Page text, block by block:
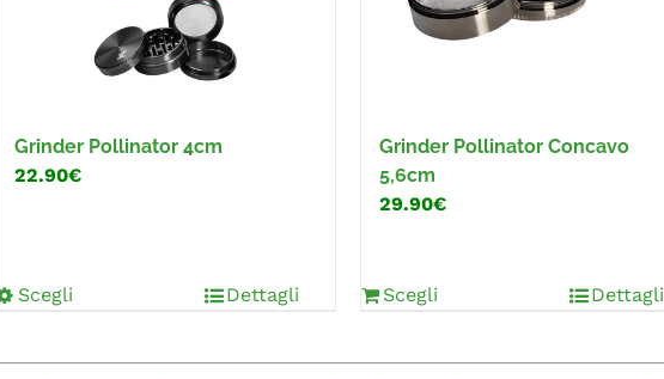
Grinder Pollinator 4cm
22.90€
Scegli Dettagli
Grinder Pollinator Concavo
5,6cm
29.90€
Scegli Dettagli